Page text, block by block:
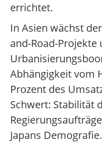
errichtet.
In Asien wächst
and-Road-Projekte
Abhängigkeit vom
Prozent des
Schwert: Stabilität
Japans